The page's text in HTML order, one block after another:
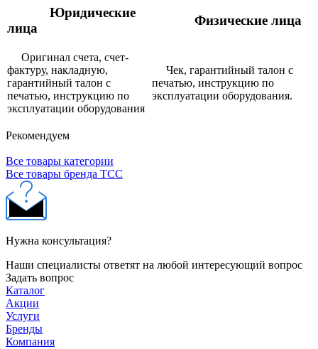
Юридические
лица
Физические лица
Оригинал счета, счет-
фактуру, накладную,
гарантийный талон с
печатью, инструкцию по
эксплуатации оборудования
Чек, гарантийный талон с
печатью, инструкцию по
эксплуатации оборудования.
Рекомендуем
Все товары категории
Все товары бренда ТСС
Нужна консультация?
Наши специалисты ответят на любой интересующий вопрос
Задать вопрос
Каталог
Акции
Услуги
Бренды
Компания